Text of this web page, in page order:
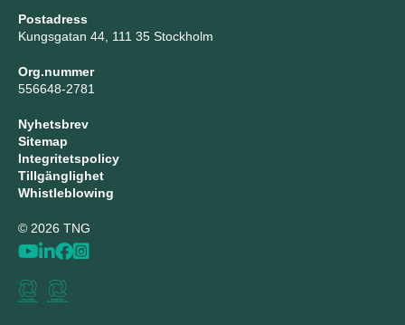
Postadress
Kungsgatan 44, 111 35 Stockholm
Org.nummer
556648-2781
Nyhetsbrev
Sitemap
Integritetspolicy
Tillgänglighet
Whistleblowing
© 2026 TNG